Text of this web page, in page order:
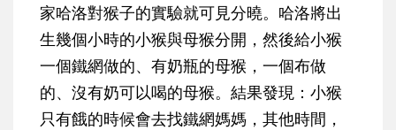
家哈洛對猴子的實驗就可見分曉。哈洛將出
生幾個小時的小猴與母猴分開，然後給小猴
一個鐵網做的、有奶瓶的母猴，一個布做
的、沒有奶可以喝的母猴。結果發現：小猴
只有餓的時候會去找鐵網媽媽，其他時間，